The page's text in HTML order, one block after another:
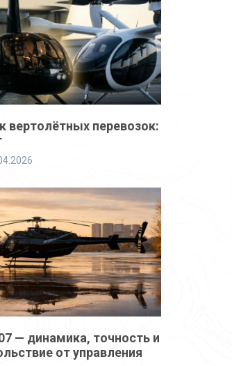
вертолётных перевозок:
— динамика, точность и
от управления